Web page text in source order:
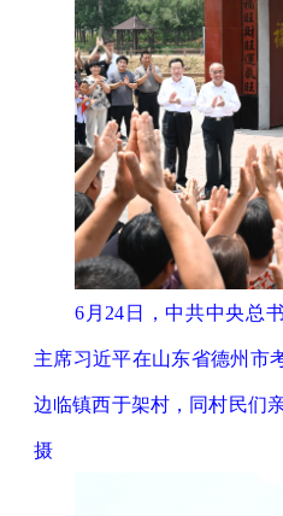
6月24日，中共中央总
主席习近平在山东省德州市
边临镇西于架村，同村民们
摄